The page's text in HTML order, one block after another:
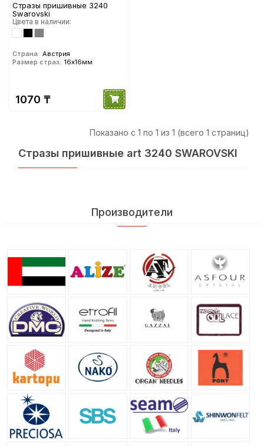
Стразы пришивные 3240
Swarovski
Цвета в наличии:
Страна: Австрия
Размер страз: 16х16мм
1070 ₸
Показано с 1 по 1 из 1 (всего 1 страниц)
Стразы пришивные art 3240 SWAROVSKI
Производители